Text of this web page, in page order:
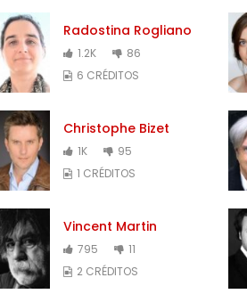
Radostina Rogliano
1.2K
86
6 CRÉDITOS
Christophe Bizet
1K
95
1 CRÉDITOS
Vincent Martin
795
11
2 CRÉDITOS